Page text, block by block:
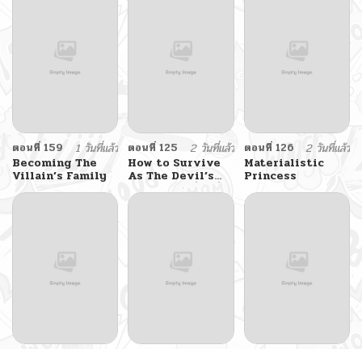
ตอนที่ 159
1 วันที่แล้ว
Becoming The
Villain’s Family
ตอนที่ 125
2 วันที่แล้ว
How to Survive
As The Devil’s
Daughter วิธีเอาชีวิต
รอดในฐานะลูกของ
ตอนที่ 126
2 วันที่แล้ว
Materialistic
Princess